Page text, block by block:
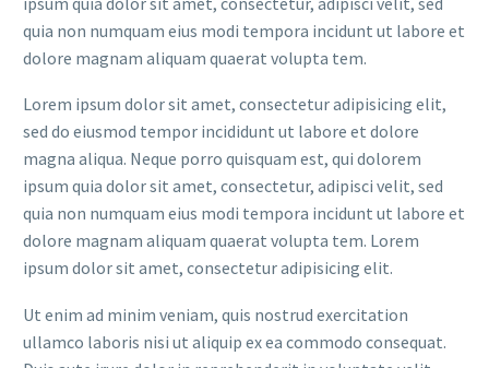
quia non numquam eius modi tempora incidunt ut labore et
dolore magnam aliquam quaerat volupta tem.
Lorem ipsum dolor sit amet, consectetur adipisicing elit,
sed do eiusmod tempor incididunt ut labore et dolore
magna aliqua. Neque porro quisquam est, qui dolorem
ipsum quia dolor sit amet, consectetur, adipisci velit, sed
quia non numquam eius modi tempora incidunt ut labore et
dolore magnam aliquam quaerat volupta tem. Lorem
ipsum dolor sit amet, consectetur adipisicing elit.
Ut enim ad minim veniam, quis nostrud exercitation
ullamco laboris nisi ut aliquip ex ea commodo consequat.